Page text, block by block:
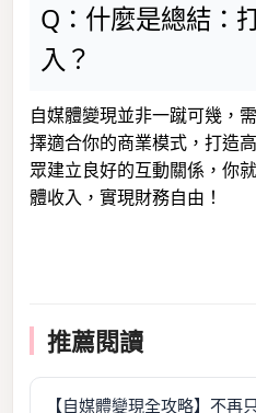
Q：什麼是總結：
入？
自媒體變現並非一蹴可幾，
擇適合你的商業模式，打造
眾建立良好的互動關係，你
體收入，實現財務自由！
推薦閱讀
【自媒體變現全攻略】不